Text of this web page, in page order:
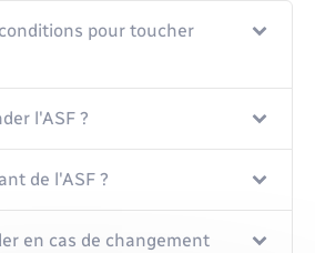
pour toucher
l'ASF ?
de l'ASF ?
en cas de changement